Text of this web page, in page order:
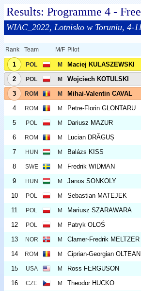
Results: Programme 4 -
WIAC_2022, Lotnisko w Toruniu, 4-
Rank Team M/F Pilot
1 POL M Maciej KULASZEWSKI
2
POL M Wojciech KOTULSKI
3
ROM M Mihai-Valentin CAVAL
4
ROM M Petre-Florin GLONTARU
5
POL M Dariusz MAZUR
6
ROM M Lucian DRĂGUȘ
7
HUN M Balázs KISS
8
SWE M Fredrik WIDMAN
9
HUN M Janos SONKOLY
10
POL M Sebastian MATEJEK
11
POL M Mariusz SZARAWARA
12
POL M Patryk OLOŚ
13
NOR M Clamer-Fredrik MELTZER
14
ROM M Ciprian-Georgian
15
USA M Ross FERGUSON
16
CZE M Theodor HUCKO